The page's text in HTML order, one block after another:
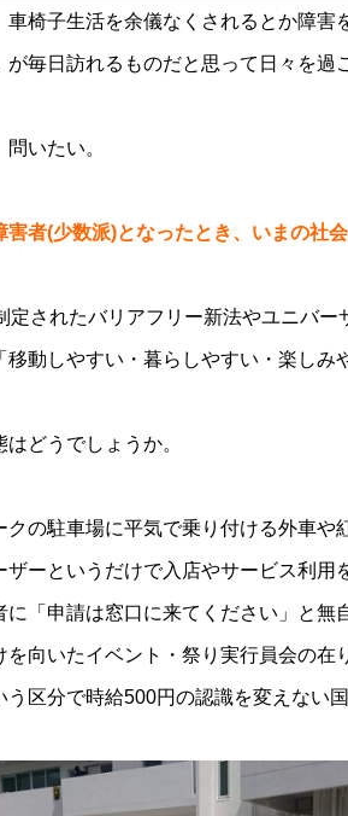
車椅子生活を余儀なくされるとか障
が毎日訪れるものだと思って日々を過
いたい。
害者(少数派)となったとき、いまの社
定されたバリアフリー新法やユニバ
移動しやすい・暮らしやすい・楽しみ
はどうでしょうか。
の駐車場に平気で乗り付ける外車や
ーというだけで入店やサービス利用
「申請は窓口に来てください」と無
向いたイベント・祭り実行員会の在
区分で時給500円の認識を変えない